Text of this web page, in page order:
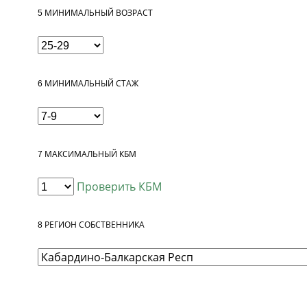
5 МИНИМАЛЬНЫЙ ВОЗРАСТ
6 МИНИМАЛЬНЫЙ СТАЖ
7 МАКСИМАЛЬНЫЙ КБМ
Проверить КБМ
8 РЕГИОН СОБСТВЕННИКА